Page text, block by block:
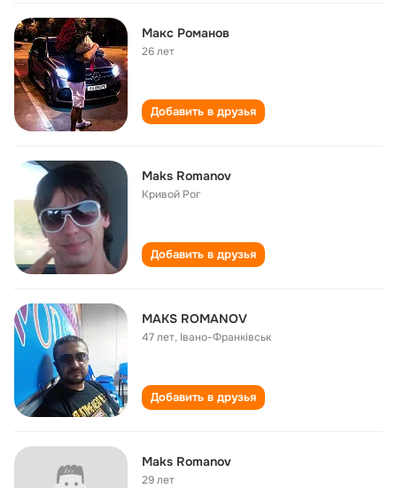
Макс Романов
26 лет
Добавить в друзья
Maks Romanov
Кривой Рог
Добавить в друзья
MAKS ROMANOV
47 лет, Івано-Франківськ
Добавить в друзья
Maks Romanov
29 лет